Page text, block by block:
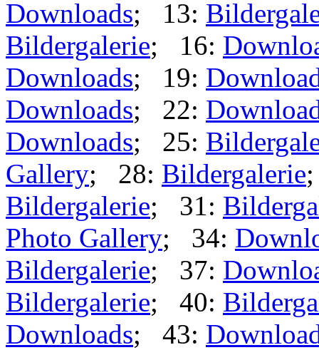
Downloads; 13:
Bildergalerie; 16:
Downloads; 19:
Downloads; 22:
Downloads; 25:
Gallery; 28: Bildergalerie
Bildergalerie; 31:
Photo Gallery; 34:
Bildergalerie; 37:
Bildergalerie; 40:
Downloads; 43: